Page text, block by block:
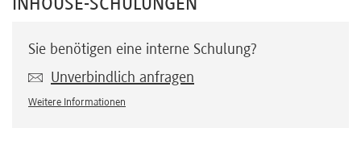
INHOUSE-SCHULUNGEN
Sie benötigen eine interne Schulung?
Unverbindlich anfragen
Weitere Informationen